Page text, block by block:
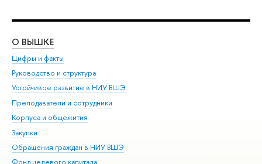
О ВЫШКЕ
Цифры и факты
Руководство и структура
Устойчивое развитие в НИУ ВШЭ
Преподаватели и сотрудники
Корпуса и общежития
Закупки
Обращения граждан в НИУ ВШЭ